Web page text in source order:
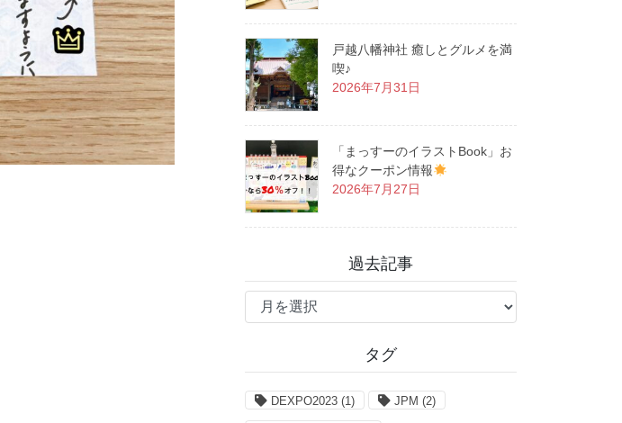
戸越八幡神社 癒しとグルメを満
喫♪
2026年7月31日
「まっすーのイラストBook」お
得なクーポン情報
2026年7月27日
過去記事
過
タグ
DEXPO2023 (1) JPM (2)